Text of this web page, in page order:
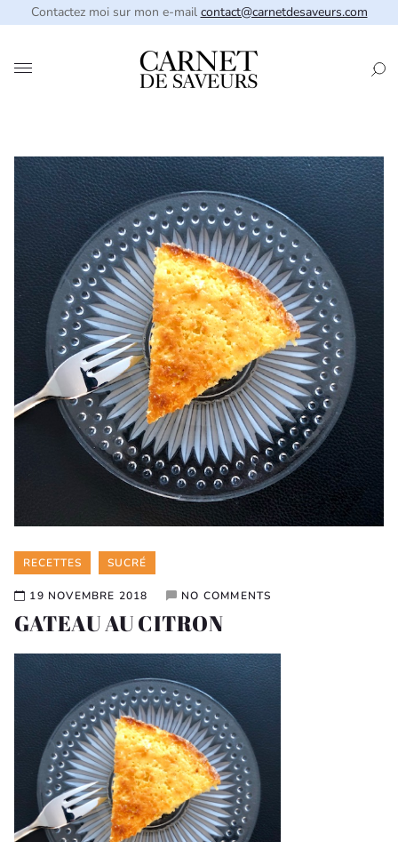
Contactez moi sur mon e-mail contact@carnetdesaveurs.com
Categories
RECETTES SUCRÉ
19 NOVEMBRE 2018 NO COMMENTS
GATEAU AU CITRON